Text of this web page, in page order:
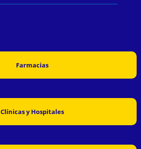
Farmacias
Clínicas y Hospitales